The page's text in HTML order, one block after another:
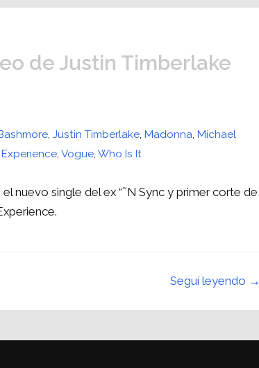
de Justin Timberlake
,Justin Timberlake,Madonna,Michael
,Vogue,Who Is It
nuevo single del ex “˜N Sync y primer corte de
Seguí leyendo →